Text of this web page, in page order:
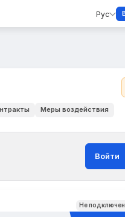
Рус
Меры воздействия
Войти
Не